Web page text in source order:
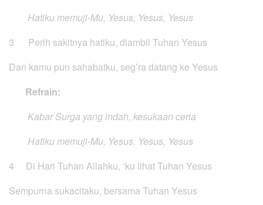
Hatiku memuji-Mu, Yesus, Yesus, Yesus
3 Perih sakitnya hatiku, diambil Tuhan Yesus
Dan kamu pun sahabatku, seg’ra datang ke Yesus
Refrain:
Kabar Surga yang indah, kesukaan ceria
Hatiku memuji-Mu, Yesus, Yesus, Yesus
4 Di Hari Tuhan Allahku, ‘ku lihat Tuhan Yesus
Sempurna sukacitaku, bersama Tuhan Yesus